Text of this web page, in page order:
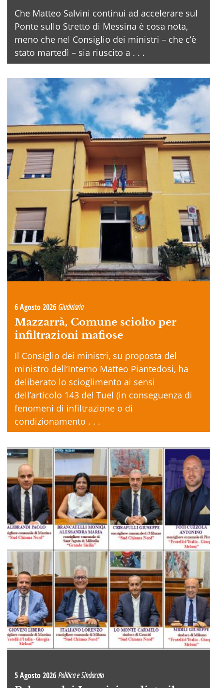
Che Matteo Salvini continui ad accelerare sul
Ponte sullo Stretto di Messina è cosa nota,
meno che nel Consiglio dei ministri – che c’è
stato martedì – sia riuscito a . . .
6 Agosto 2026 Giudiziaria
Mazzarrà, Comune sciolto per
infiltrazioni mafiose
Il Consiglio dei ministri, su proposta del
ministro dell’Interno Matteo Piantedosi, ha
deliberato lo scioglimento ai sensi
dell’articolo 143 del Tuel (in conseguenza di
fenomeni di infiltrazione o di
condizionamento . . .
5 Agosto 2026Politica e Sindacato